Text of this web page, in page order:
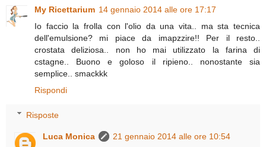
My Ricettarium 14 gennaio 2014 alle ore 17:17
Io faccio la frolla con l'olio da una vita.. ma sta tecnica
dell'emulsione? mi piace da imapzzire!! Per il resto..
crostata deliziosa.. non ho mai utilizzato la farina di
cstagne.. Buono e goloso il ripieno.. nonostante sia
semplice.. smackkk
Rispondi
Risposte
Luca Monica
21 gennaio 2014 alle ore 10:54